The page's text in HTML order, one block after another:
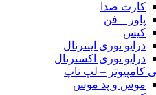
کارت صدا
پاور – فن
کیس
درایو نوری اینترنال
درایو نوری اکسترنال
کامپیوتر – لپ تاپ
موس و پد موس